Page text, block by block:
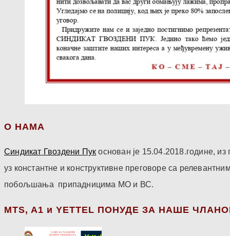
О НАМА
Синдикат Гвоздени Пук основан је 15.04.2018.године,
уз константне и конструктивне преговоре са
побољшања припадницима МО и ВС.
МТS, A1 и YETTEL ПОНУДЕ ЗА НАШЕ